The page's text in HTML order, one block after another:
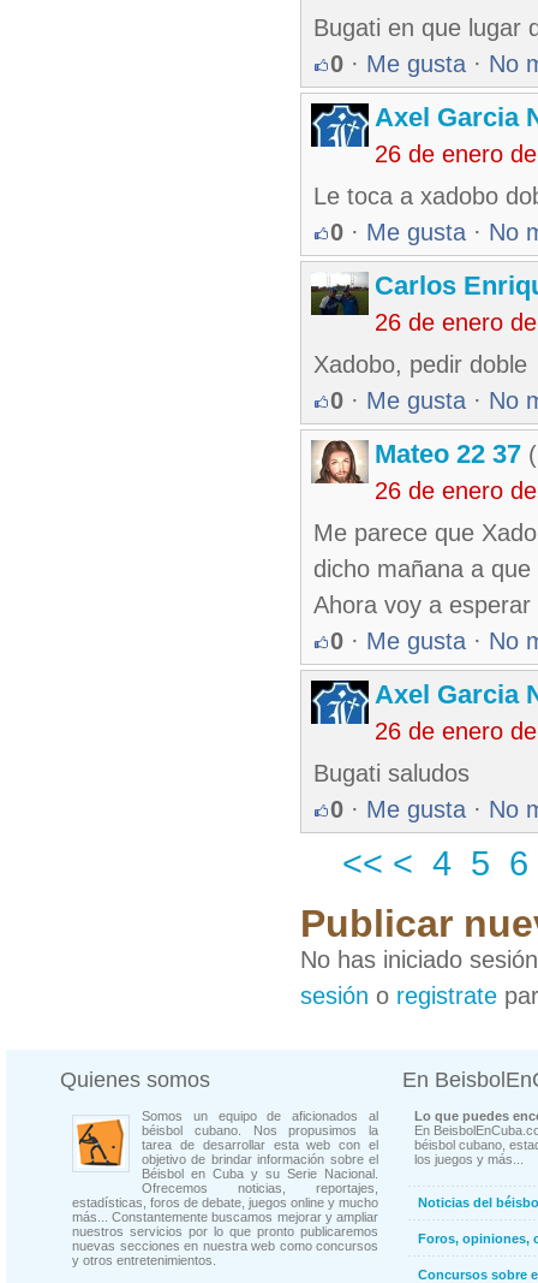
Bugati en que lugar
0 · Me gusta · No
Axel Garcia
26 de enero
Le toca a xadobo
0 · Me gusta · No
Carlos
26 de enero
Xadobo, pedir doble
0 · Me gusta · No
Mateo 22 37
26 de enero
Me parece que
dicho mañana a
Ahora voy a
0 · Me gusta · No
Axel Garcia
26 de enero
Bugati saludos
0 · Me gusta · No
<< < 4 5 6
Publicar
No has iniciado
sesión o registrate
Quienes somos
Somos un equipo de aficionados al
béisbol cubano. Nos propusimos la
tarea de desarrollar esta web con el
objetivo de brindar información sobre el
Béisbol en Cuba y su Serie Nacional.
Ofrecemos noticias, reportajes,
estadísticas, foros de debate, juegos online y mucho
más... Constantemente buscamos mejorar y ampliar
nuestros servicios por lo que pronto publicaremos
nuevas secciones en nuestra web como concursos
y otros entretenimientos.
En
Lo que puedes
En
béisbol cubano,
los juegos y más...
Noticias del
Foros, opiniones,
Concursos sobre